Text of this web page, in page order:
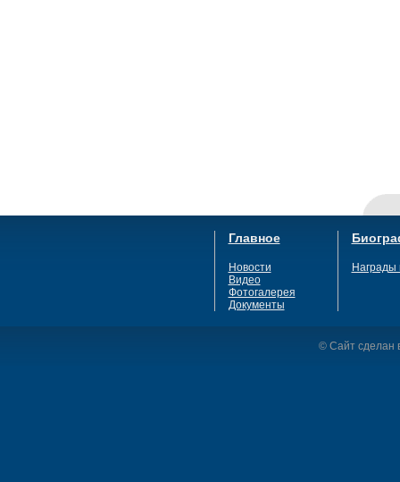
Главное
Новости
Видео
Фотогалерея
Документы
Награды
© Сайт сделан